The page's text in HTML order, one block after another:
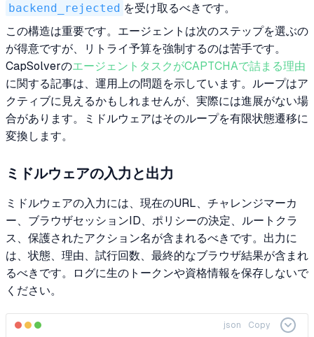
backend_rejected を受け取るべきです。
この構造は重要です。エージェントは次のステップを選ぶの
が得意ですが、リトライ予算を強制するのは苦手です。
CapSolverのエージェントタスクがCAPTCHAで詰まる理由
に関する記事は、運用上の問題を示しています。ループはア
クティブに見えるかもしれませんが、実際には進展がない場
合があります。ミドルウェアはそのループを有限状態遷移に
変換します。
ミドルウェアの入力と出力
ミドルウェアの入力には、現在のURL、チャレンジマーカ
ー、ブラウザセッションID、ポリシーの決定、ルートクラ
ス、保護されたアクション名が含まれるべきです。出力に
は、状態、理由、試行回数、最終的なブラウザ結果が含まれ
るべきです。ログに生のトークンや資格情報を保存しないで
ください。
json Copy